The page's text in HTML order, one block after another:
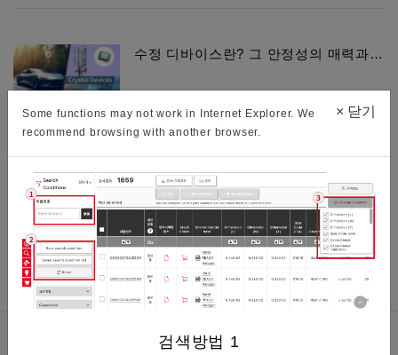
Some functions may not work in Internet Explorer. We
recommend browsing with another browser.
× 닫기
검색방법 1
수정 디바이스란? 그 안정성의 매력과…
수정 디바이스는 세상의 모든 전자 기기에 사용되고 있다고 해
도 과언이 아닙니다. 그렇게 많이 사용되는 이유는 주파수의 뛰
어난 안정성에 있습니다.뛰어난 주파수의 안정성과 그 배경,…